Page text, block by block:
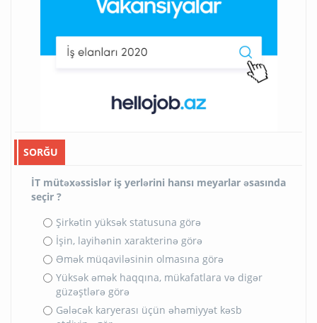
SORĞU
İT mütəxəssislər iş yerlərini hansı meyarlar əsasında
seçir ?
Şirkətin yüksək statusuna görə
İşin, layihənin xarakterinə görə
Əmək müqaviləsinin olmasına görə
Yüksək əmək haqqına, mükafatlara və digər
güzəştlərə görə
Gələcək karyerası üçün əhəmiyyət kəsb